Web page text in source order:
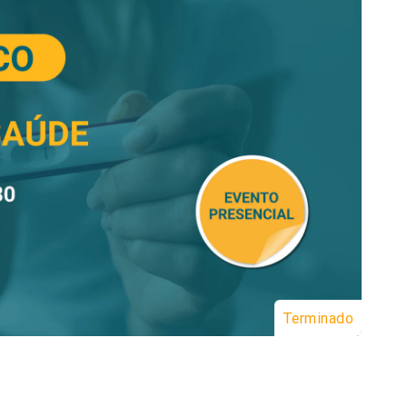
Terminado